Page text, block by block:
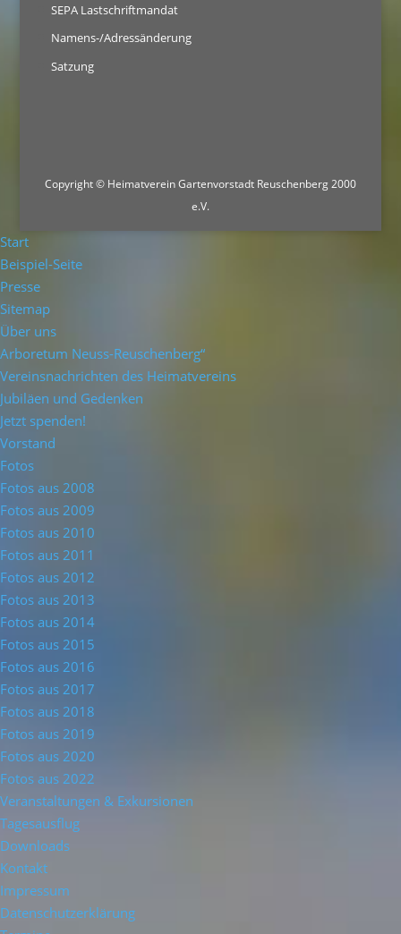
SEPA Lastschriftmandat
Namens-/Adressänderung
Satzung
Copyright © Heimatverein Gartenvorstadt Reuschenberg 2000
e.V.
Start
Beispiel-Seite
Presse
Sitemap
Über uns
Arboretum Neuss-Reuschenberg“
Vereinsnachrichten des Heimatvereins
Jubiläen und Gedenken
Jetzt spenden!
Vorstand
Fotos
Fotos aus 2008
Fotos aus 2009
Fotos aus 2010
Fotos aus 2011
Fotos aus 2012
Fotos aus 2013
Fotos aus 2014
Fotos aus 2015
Fotos aus 2016
Fotos aus 2017
Fotos aus 2018
Fotos aus 2019
Fotos aus 2020
Fotos aus 2022
Veranstaltungen & Exkursionen
Tagesausflug
Downloads
Kontakt
Impressum
Datenschutzerklärung